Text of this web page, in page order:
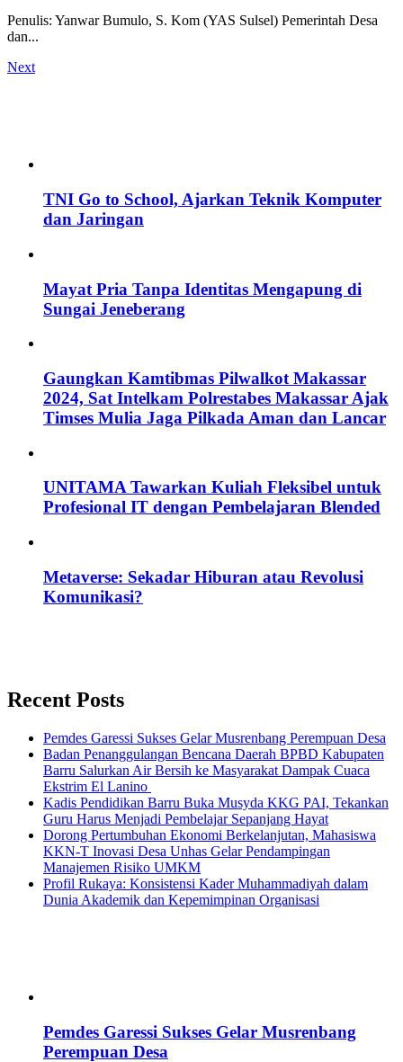
Penulis: Yanwar Bumulo, S. Kom (YAS Sulsel) Pemerintah Desa
dan...
Next
TNI Go to School, Ajarkan Teknik Komputer
dan Jaringan
Mayat Pria Tanpa Identitas Mengapung di
Sungai Jeneberang
Gaungkan Kamtibmas Pilwalkot Makassar
2024, Sat Intelkam Polrestabes Makassar Ajak
Timses Mulia Jaga Pilkada Aman dan Lancar
UNITAMA Tawarkan Kuliah Fleksibel untuk
Profesional IT dengan Pembelajaran Blended
Metaverse: Sekadar Hiburan atau Revolusi
Komunikasi?
Recent Posts
Pemdes Garessi Sukses Gelar Musrenbang Perempuan Desa
Badan Penanggulangan Bencana Daerah BPBD Kabupaten
Barru Salurkan Air Bersih ke Masyarakat Dampak Cuaca
Ekstrim El Lanino
Kadis Pendidikan Barru Buka Musyda KKG PAI, Tekankan
Guru Harus Menjadi Pembelajar Sepanjang Hayat
Dorong Pertumbuhan Ekonomi Berkelanjutan, Mahasiswa
KKN-T Inovasi Desa Unhas Gelar Pendampingan
Manajemen Risiko UMKM
Profil Rukaya: Konsistensi Kader Muhammadiyah dalam
Dunia Akademik dan Kepemimpinan Organisasi
Pemdes Garessi Sukses Gelar Musrenbang
Perempuan Desa